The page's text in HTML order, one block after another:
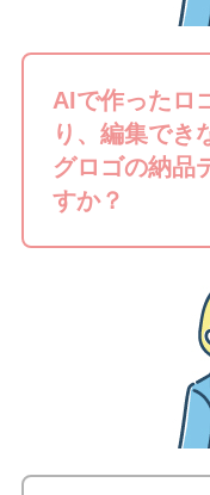
AIで作ったロ
り、編集でき
グロゴの納品
すか？